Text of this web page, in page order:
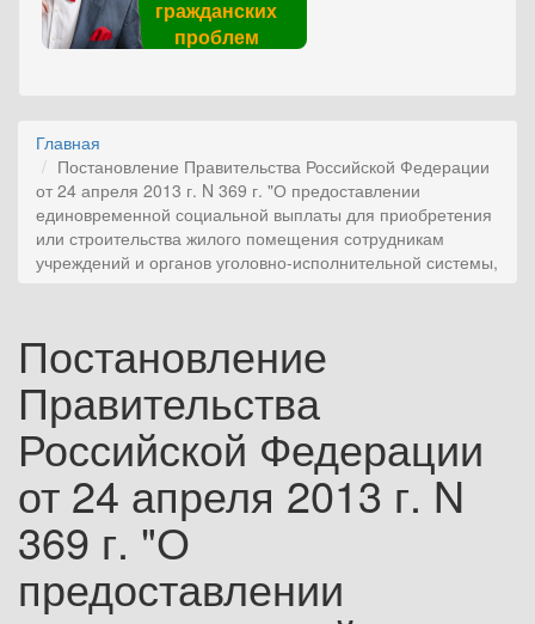
гражданских
проблем
Главная
Постановление Правительства Российской Федерации
от 24 апреля 2013 г. N 369 г. "О предоставлении
единовременной социальной выплаты для приобретения
или строительства жилого помещения сотрудникам
учреждений и органов уголовно-исполнительной системы,
Постановление
Правительства
Российской Федерации
от 24 апреля 2013 г. N
369 г. "О
предоставлении